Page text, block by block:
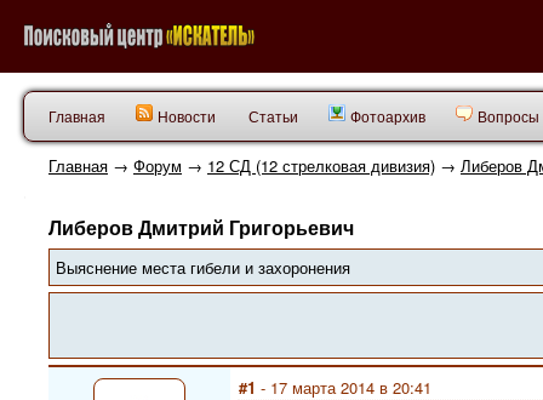
Главная Новости Статьи Фотоархив Вопросы
Главная → Форум → 12 СД (12 стрелковая дивизия) → Либеров
Либеров Дмитрий Григорьевич
Выяснение места гибели и захоронения
#1 - 17 марта 2014 в 20:41